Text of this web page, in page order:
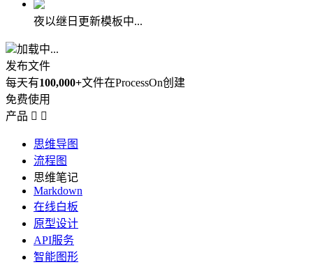
夜以继日更新模板中...
加载中...
发布文件
每天有100,000+文件在ProcessOn创建
免费使用
产品  
思维导图
流程图
思维笔记
Markdown
在线白板
原型设计
API服务
智能图形